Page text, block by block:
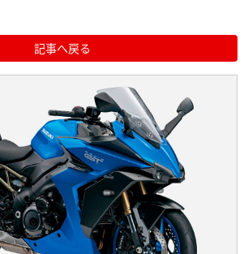
記事へ戻る